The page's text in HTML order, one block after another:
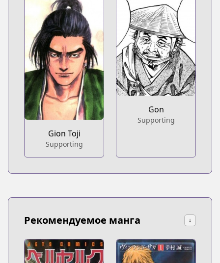
Gion Toji
Supporting
Gon
Supporting
Рекомендуемое манга ↓